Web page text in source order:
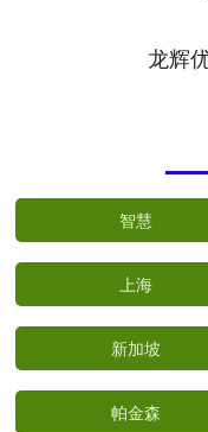
龙辉
智慧
上海
新加坡
帕金森